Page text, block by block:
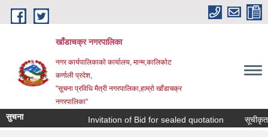
Skip to main content
खाँडाचक्र नगरपालिका
नगर कार्यपालिकाकाे कार्यालय, मान्म,कालिकाेट
क‍र्णाली प्रदेश,
"सूचना प्रविधि मैत्री नगरपालिका,हाम्राे खाँडाचक्र
नगरपालिका"
सुचना Invitation of Bid for sealed quotation सूचीकृत